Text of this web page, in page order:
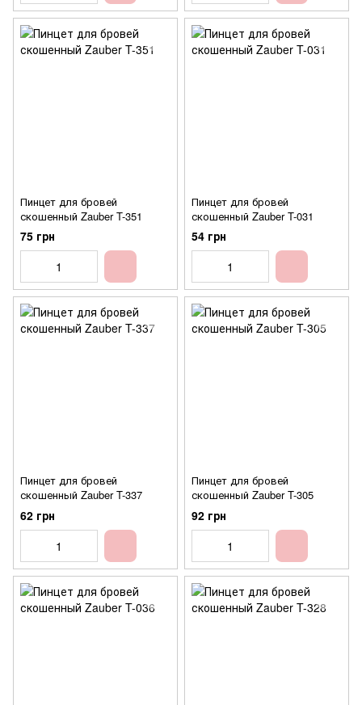
Пинцет для бровей
скошенный Zauber T-351
75 грн
Пинцет для бровей
скошенный Zauber T-031
54 грн
Пинцет для бровей
скошенный Zauber T-337
62 грн
Пинцет для бровей
скошенный Zauber T-305
92 грн